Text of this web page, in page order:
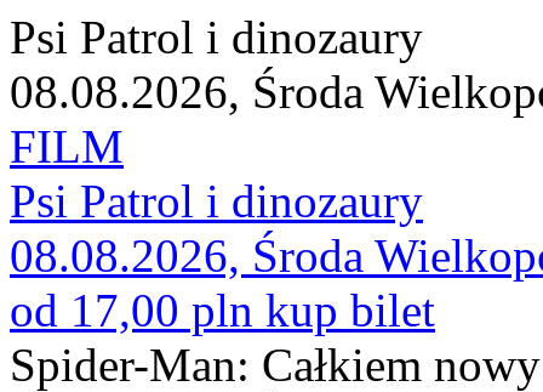
Psi Patrol i dinozaury
08.08.2026, Środa
FILM
Psi Patrol i dinozaury
08.08.2026, Środa
od 17,00 pln kup bilet
Spider-Man: Całkiem